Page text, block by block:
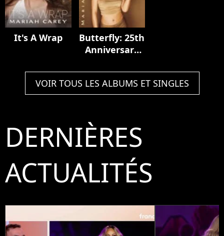
It's A Wrap
Butterfly: 25th
Anniversary
Edition
VOIR TOUS LES ALBUMS ET SINGLES
DERNIÈRES
ACTUALITÉS